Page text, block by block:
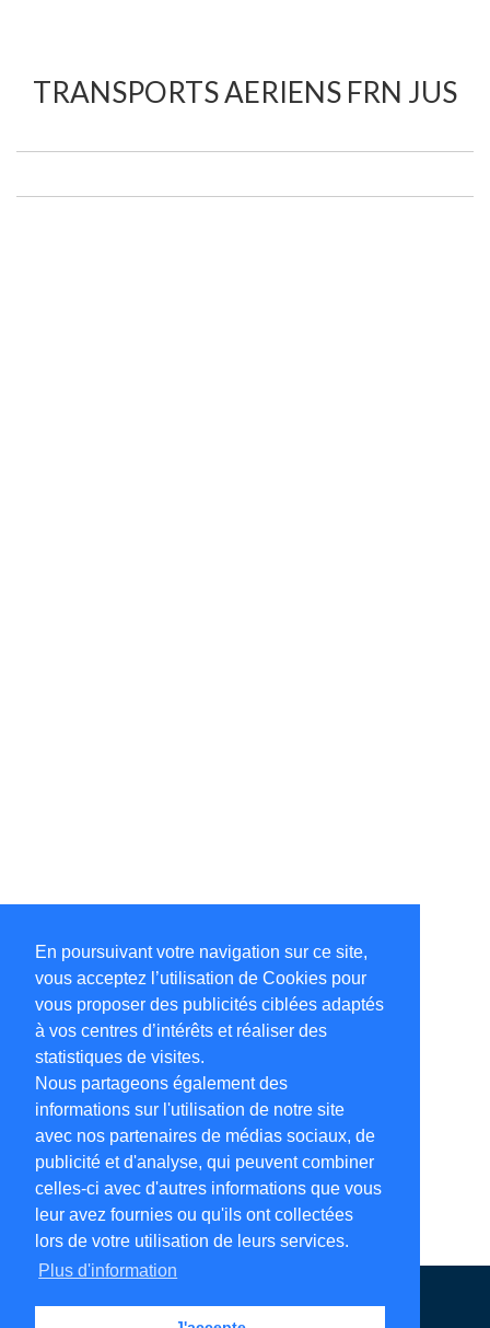
En poursuivant votre navigation sur ce site,
vous acceptez l’utilisation de Cookies pour
vous proposer des publicités ciblées adaptés
à vos centres d’intérêts et réaliser des
statistiques de visites.
Nous partageons également des
informations sur l'utilisation de notre site
avec nos partenaires de médias sociaux, de
publicité et d'analyse, qui peuvent combiner
celles-ci avec d'autres informations que vous
leur avez fournies ou qu'ils ont collectées
lors de votre utilisation de leurs services.
Plus d'information
TRANSPORTS AERIENS FRN JUS
Annuaire en ligne Légales Contact